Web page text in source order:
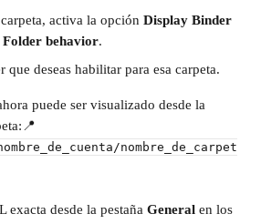
activa la opción Display Binder
Folder behavior.
que deseas habilitar para esa carpeta.
puede ser visualizado desde la
nombre_de_carpet
exacta desde la pestaña General en los